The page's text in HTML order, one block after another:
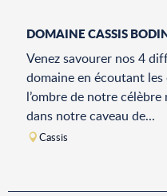
DOMAINE CASSIS
Venez savourer nos 4
domaine en écoutant
l’ombre de notre
dans notre caveau de...
Cassis